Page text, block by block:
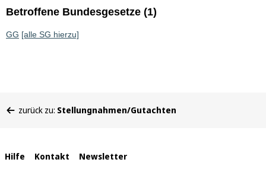
Betroffene Bundesgesetze (1)
GG [alle SG hierzu]
befinden
zurück zu: Stellungnahmen/Gutachten
Interne
Hilfe Kontakt Newsletter